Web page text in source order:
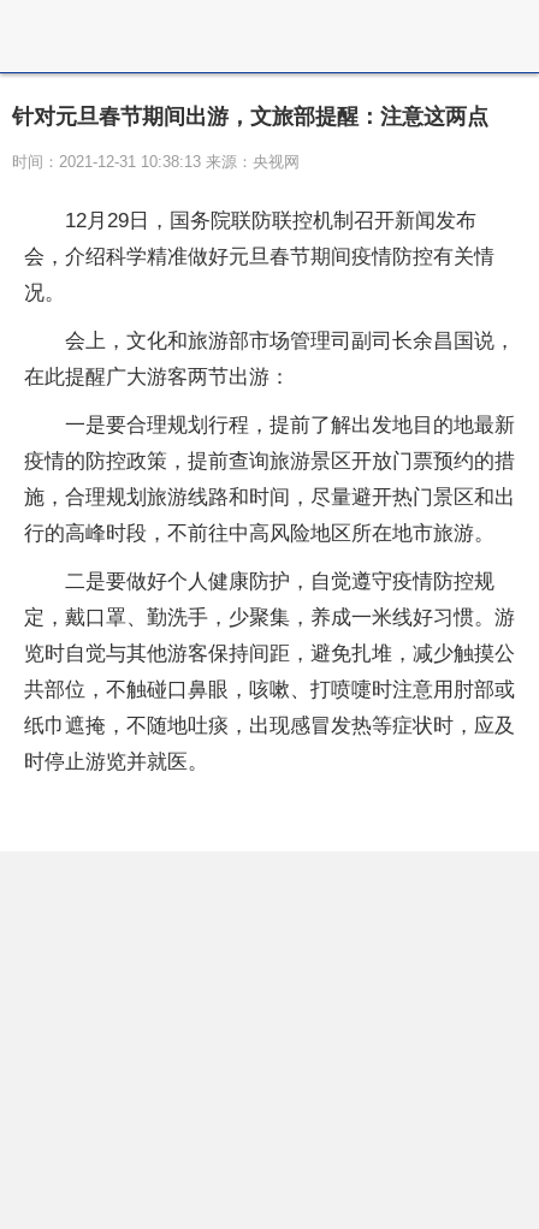
针对元旦春节期间出游，文旅部提醒：注意这两点
时间：2021-12-31 10:38:13 来源：央视网
12月29日，国务院联防联控机制召开新闻发布
会，介绍科学精准做好元旦春节期间疫情防控有关情
况。
会上，文化和旅游部市场管理司副司长余昌国说，
在此提醒广大游客两节出游：
一是要合理规划行程，提前了解出发地目的地最新
疫情的防控政策，提前查询旅游景区开放门票预约的措
施，合理规划旅游线路和时间，尽量避开热门景区和出
行的高峰时段，不前往中高风险地区所在地市旅游。
二是要做好个人健康防护，自觉遵守疫情防控规
定，戴口罩、勤洗手，少聚集，养成一米线好习惯。游
览时自觉与其他游客保持间距，避免扎堆，减少触摸公
共部位，不触碰口鼻眼，咳嗽、打喷嚏时注意用肘部或
纸巾遮掩，不随地吐痰，出现感冒发热等症状时，应及
时停止游览并就医。